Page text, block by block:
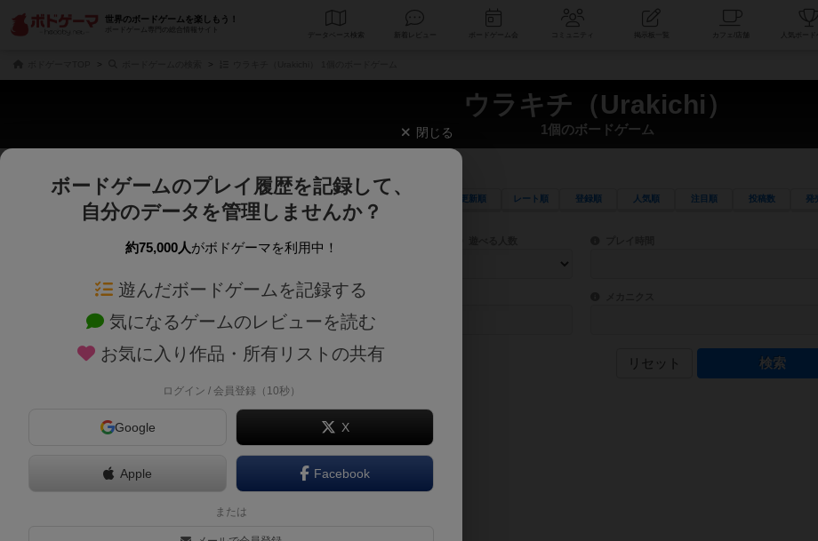
世界のボードゲームを楽しもう！
ボードゲーム専門の総合情報サイト
データベース コミュニティ
ウラキチ（Urakichi）
1個のボードゲーム
じっくり表示 更新順 レート順 登録順 人気順 注目順 投稿数 発
商品名、商品説明文、デザイナー名、テーマ名、メカニクス名を対象にフリーワード検索ができます。
ゲームデザイナー名を指定して検索できます。
ゲームデザイナー 目安となる所要時間を指定することができま
対象年齢を指定します。 世界観や登場人物などモチーフ・ストーリーを指定することができます。直感的にゲームシステムを理解で
テーマ/フレーバー ゲーム性を構成するコアシステムです。主に
リセット
閉じる
ボードゲームのプレイ履歴を記録して、
自分のデータを管理しませんか？
約75,000人がボドゲーマを利用中！
遊んだボードゲームを記録する
気になるゲームのレビューを読む
お気に入り作品・所有リストの共有
ログイン / 会員登録（10秒）
Google X
Apple Facebook
または